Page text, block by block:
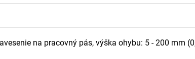
na pracovný pás, výška ohybu: 5 - 200 mm